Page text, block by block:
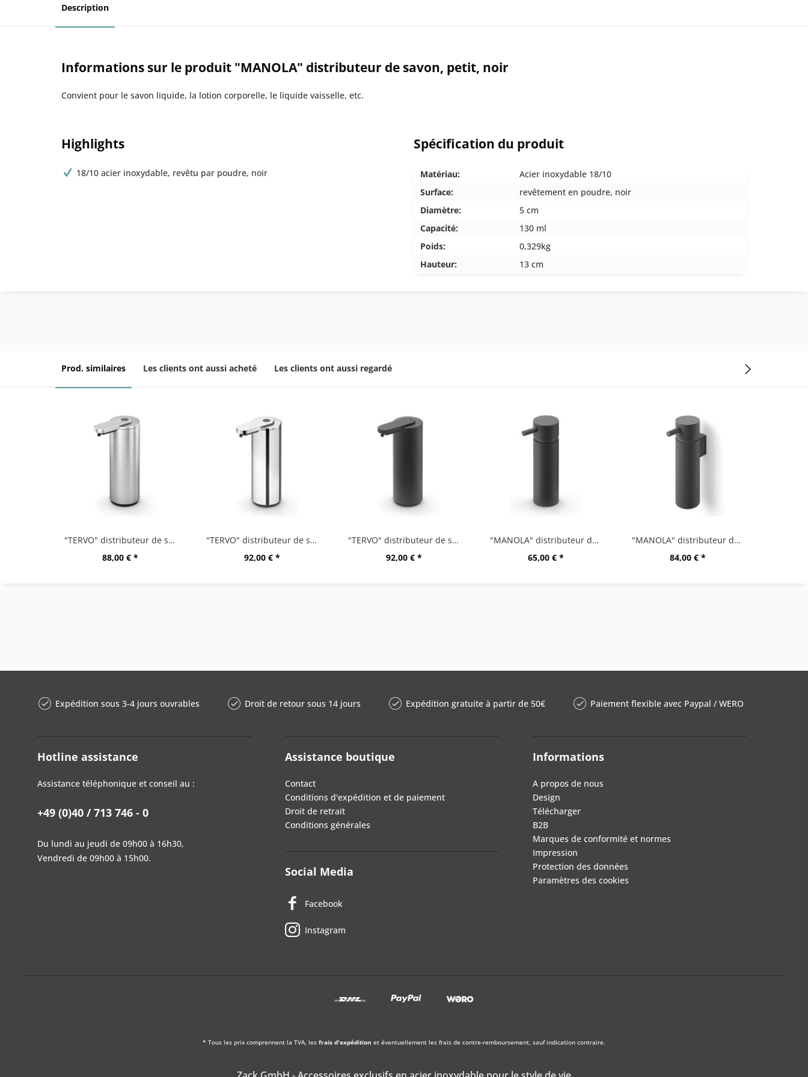
Description
Informations sur le produit "MANOLA" distributeur de savon, petit, noir
Convient pour le savon liquide, la lotion corporelle, le liquide vaisselle, etc.
Highlights
18/10 acier inoxydable, revêtu par poudre, noir
Spécification du produit
Matériau:
Acier inoxydable 18/10
Surface:
revêtement en poudre, noir
Diamètre:
5 cm
Capacité:
130 ml
Poids:
0,329kg
Hauteur:
13 cm
Prod. similaires Les clients ont aussi acheté Les clients ont aussi regardé
"TERVO" distributeur de savon à capteur, mat...
88,00 € *
"TERVO" distributeur de savon à capteur, haute...
92,00 € *
"TERVO" distributeur de savon à capteur, noir
92,00 € *
"MANOLA" distributeur de savon, grand, noir
65,00 € *
"MANOLA" distributeur de savon, grand, montage...
84,00 € *
Expédition sous 3-4 jours ouvrables Droit de retour sous 14 jours Expédition gratuite à partir de 50€ Paiement flexible avec Paypal / WERO
Hotline assistance
Assistance téléphonique et conseil au :
+49 (0)40 / 713 746 - 0
Du lundi au jeudi de 09h00 à 16h30,
Vendredi de 09h00 à 15h00.
Assistance boutique
Contact
Conditions d'expédition et de paiement
Droit de retrait
Conditions générales
Social Media
Facebook
Instagram
Informations
A propos de nous
Design
Télécharger
B2B
Marques de conformité et normes
Impression
Protection des données
Paramètres des cookies
* Tous les prix comprennent la TVA, les frais d'expédition et éventuellement les frais de contre-remboursement, sauf indication contraire.